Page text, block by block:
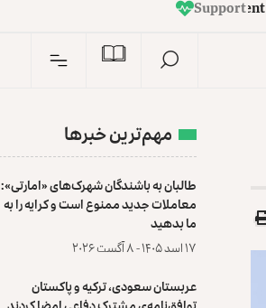
t
n
e
d
n
e
p
e
d
n
ISupport
مهم‌ترین خبرها
طالبان به باشندگان شهرک‌های «امارتی»:
معاملات جدید ممنوع است و کرایه را به
ما بدهید
۱۷ اسد ۱۴۰۵ - ۸ آگست ۲۰۲۶
عربستان سعودی، ترکیه و پاکستان